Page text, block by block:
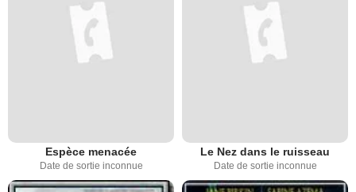
Espèce menacée
Date de sortie inconnue
Le Nez dans le ruisseau
Date de sortie inconnue